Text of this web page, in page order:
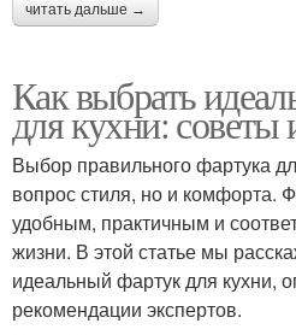
читать дальше →
Как выбрать
для кухни: советы
Выбор правильного фартука
вопрос стиля, но и комфорта.
удобным, практичным и
жизни. В этой статье мы
идеальный фартук для кухни,
рекомендации экспертов.